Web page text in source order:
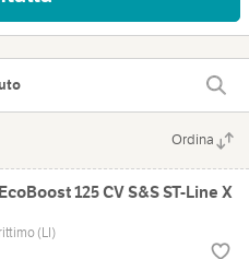
Ordina
125 CV S&S ST-Line X
(LI)